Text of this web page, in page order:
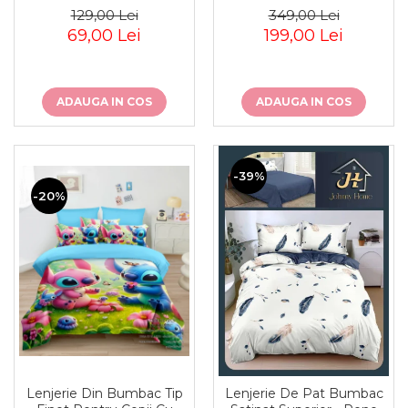
129,00 Lei
69,00 Lei
ADAUGA IN COS
349,00 Lei
199,00 Lei
ADAUGA IN COS
-20%
Lenjerie Din Bumbac Tip
-39%
Lenjerie De Pat Bumbac